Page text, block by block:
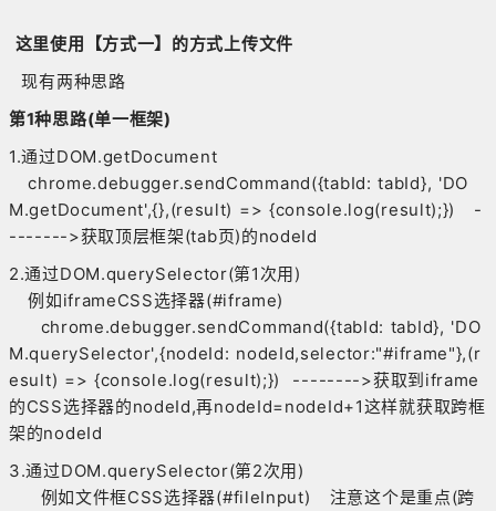
这里使用【方式一】的方式上传文件
现有两种思路
第1种思路(单一框架)
1.通过DOM.getDocument
chrome.debugger.sendCommand({tabId: tabId}, 'DO
M.getDocument',{},(result) => {console.log(result);}) -
------->获取顶层框架(tab页)的nodeId
2.通过DOM.querySelector(第1次用)
例如iframeCSS选择器(#iframe)
chrome.debugger.sendCommand({tabId: tabId}, 'DO
M.querySelector',{nodeId: nodeId,selector:"#iframe"},(r
esult) => {console.log(result);}) -------->获取到iframe
的CSS选择器的nodeId,再nodeId=nodeId+1这样就获取跨框
架的nodeId
3.通过DOM.querySelector(第2次用)
例如文件框CSS选择器(#fileInput) 注意这个是重点(跨